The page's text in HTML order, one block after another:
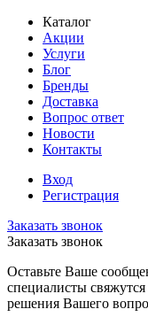
Каталог
Акции
Услуги
Блог
Бренды
Доставка
Вопрос ответ
Новости
Контакты
Вход
Регистрация
Заказать звонок
Заказать звонок
Оставьте Ваше
специалисты
решения Вашего